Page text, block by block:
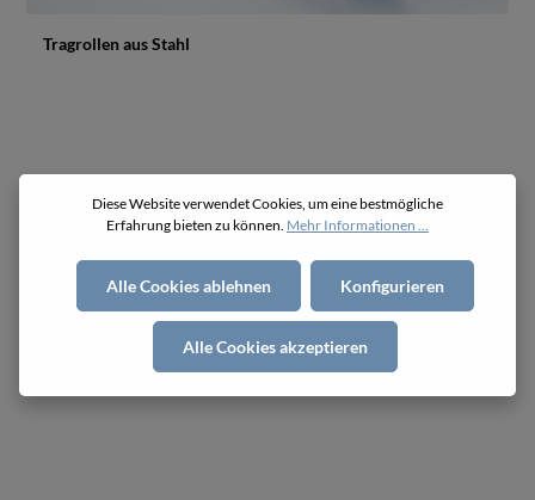
Tragrollen aus Stahl
Diese Website verwendet Cookies, um eine bestmögliche
Erfahrung bieten zu können. Mehr Informationen ...
Alle Cookies ablehnen Konfigurieren
Alle Cookies akzeptieren